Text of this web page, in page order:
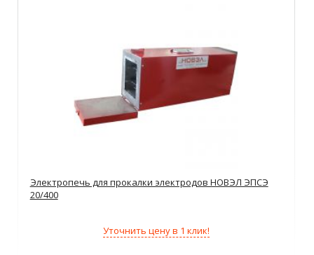
Электропечь для прокалки электродов НОВЭЛ ЭПСЭ
20/400
Уточнить цену в 1 клик!